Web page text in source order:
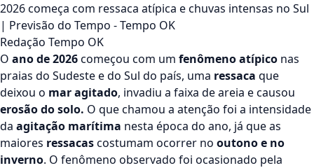
2026 começa com ressaca atípica e chuvas intensas no Sul
| Previsão do Tempo - Tempo OK
Redação Tempo OK
O ano de 2026começou com um fenômeno atípico nas
praias do Sudeste e do Sul do país, uma ressaca que
deixou o mar agitado, invadiu a faixa de areia e causou
erosão do solo. O que chamou a atenção foi a intensidade
da agitação marítima nesta época do ano, já que as
maiores ressacascostumam ocorrer no outono e no
inverno. O fenômeno observado foi ocasionado pela